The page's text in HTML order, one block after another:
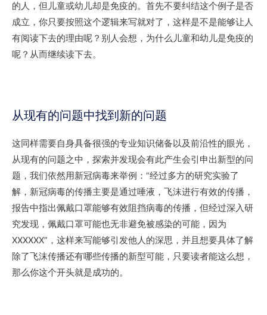
的人，但儿童或幼儿却是免疫的。首先不要纠结这个例子是否
成立，你只要按照这个逻辑来写就对了，这样是不是能够让人
有阅读下去的理由呢？别人会想，为什么儿童和幼儿是免疫的
呢？从而继续读下去。
从现有的问题中找到新的问题
这同样需要自身具备很强的专业知识储备以及前沿性的眼光，
从现有的问题之中，探索并发现会有此产生会引申出新型的问
题，我们依然用新冠病毒来举例：“经过多方的研究实验了
解，新冠病毒的传播主要是通过唾液，飞沫进行有效的传播，
报告中指出佩戴口罩能够有效阻挡病毒的传播，但经过深入研
究发现，佩戴口罩可能也无非避免被感染的可能，因为
XXXXXX”，这样来写能够引发他人的深思，并且想要具体了解
除了飞沫传播还有哪些传播的新型可能，只要读者能这么想，
那么你这个开头就是成功的。